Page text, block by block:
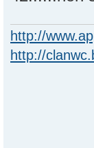
http://
http://